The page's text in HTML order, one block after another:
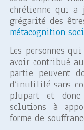
chrétienne qui a
grégarité des
métacognition
Les personnes
avoir contribué
partie peuvent
d’inutilité sans
plupart et
solutions à
forme de